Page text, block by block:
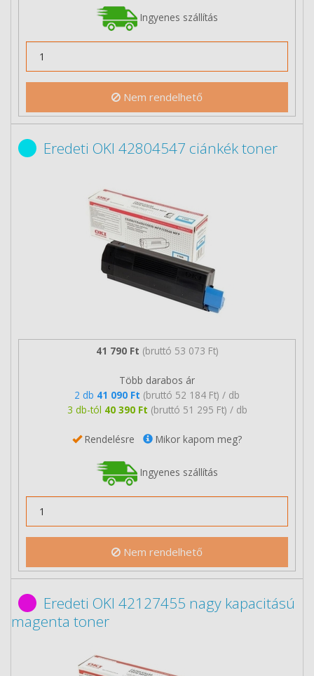
Ingyenes szállítás
Nem rendelhető
Eredeti OKI 42804547 ciánkék toner
41 790 Ft (bruttó 53 073 Ft)
Több darabos ár
2 db 41 090 Ft (bruttó 52 184 Ft) / db
3 db-tól 40 390 Ft (bruttó 51 295 Ft) / db
Rendelésre Mikor kapom meg?
Ingyenes szállítás
Nem rendelhető
Eredeti OKI 42127455 nagy kapacitású
magenta toner